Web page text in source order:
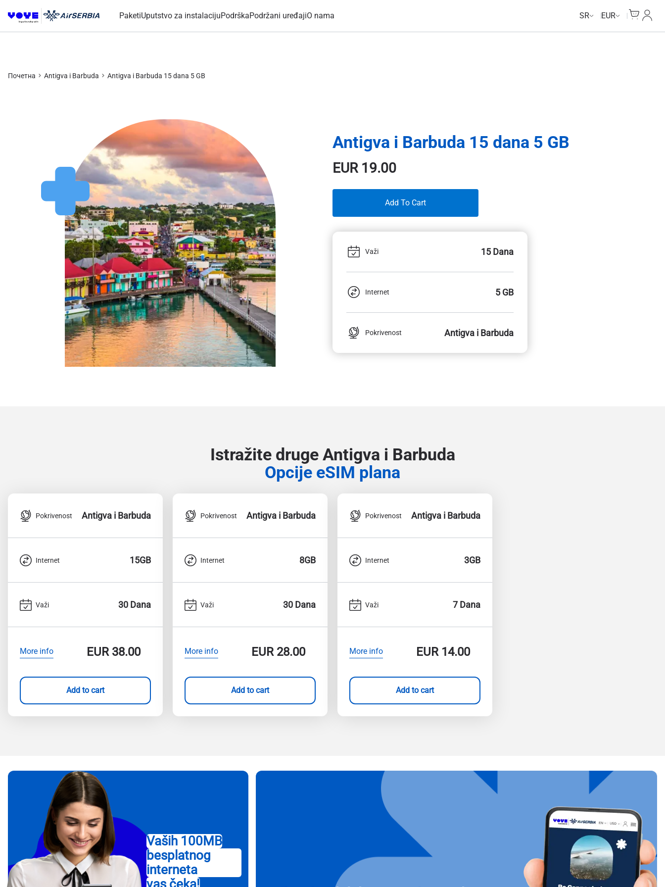
PaketiUputstvo za instalacijuPodrškaPodržani uređajiO nama SR EUR
Moj
Почетна Antigva i Barbuda Antigva i Barbuda 15 dana 5 GB
Antigva i Barbuda 15 dana 5 GB
EUR19.00
Add To Cart
Važi 15 Dana
Internet 5 GB
Pokrivenost Antigva i Barbuda
Istražite druge Antigva i Barbuda
Opcije eSIM plana
Pokrivenost Antigva i Barbuda
Internet 15GB
Važi 30 Dana
More info EUR38.00
Add to cart
Pokrivenost Antigva i Barbuda
Internet 8GB
Važi 30 Dana
More info EUR28.00
Add to cart
Pokrivenost Antigva i Barbuda
Internet 3GB
Važi 7 Dana
More info EUR14.00
Add to cart
Vaših 100MB
besplatnog
interneta